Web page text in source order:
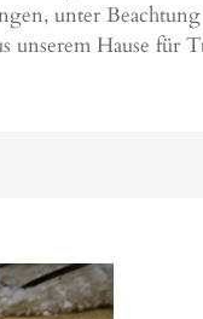
unter
unserem Hause für